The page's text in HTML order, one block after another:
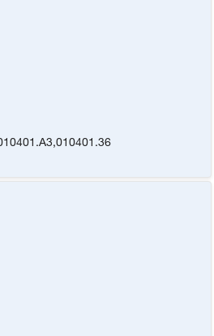
,010401.36